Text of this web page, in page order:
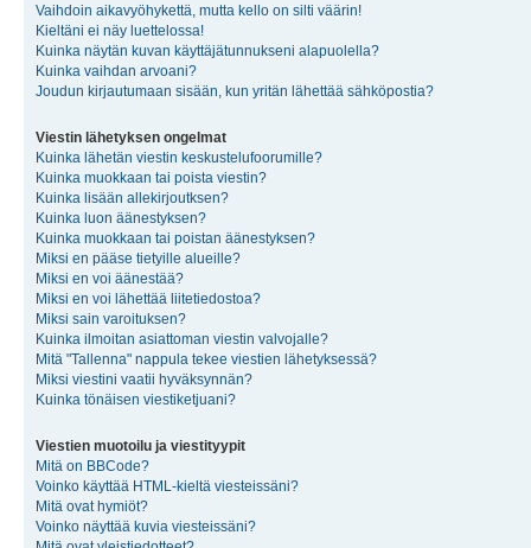
Vaihdoin aikavyöhykettä, mutta kello on silti väärin!
Kieltäni ei näy luettelossa!
Kuinka näytän kuvan käyttäjätunnukseni alapuolella?
Kuinka vaihdan arvoani?
Joudun kirjautumaan sisään, kun yritän lähettää sähköpostia?
Viestin lähetyksen ongelmat
Kuinka lähetän viestin keskustelufoorumille?
Kuinka muokkaan tai poista viestin?
Kuinka lisään allekirjoutksen?
Kuinka luon äänestyksen?
Kuinka muokkaan tai poistan äänestyksen?
Miksi en pääse tietyille alueille?
Miksi en voi äänestää?
Miksi en voi lähettää liitetiedostoa?
Miksi sain varoituksen?
Kuinka ilmoitan asiattoman viestin valvojalle?
Mitä "Tallenna" nappula tekee viestien lähetyksessä?
Miksi viestini vaatii hyväksynnän?
Kuinka tönäisen viestiketjuani?
Viestien muotoilu ja viestityypit
Mitä on BBCode?
Voinko käyttää HTML-kieltä viesteissäni?
Mitä ovat hymiöt?
Voinko näyttää kuvia viesteissäni?